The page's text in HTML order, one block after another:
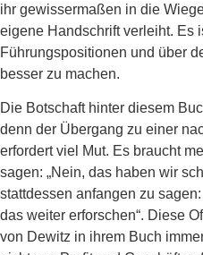
ihr gewissermaßen in die
eigene Handschrift verleiht. Es
Führungspositionen und über
besser zu machen.
Die Botschaft hinter diesem
denn der Übergang zu einer
erfordert viel Mut. Es braucht
sagen: „Nein, das haben wir
stattdessen anfangen zu
das weiter erforschen“. Diese
von Dewitz in ihrem Buch